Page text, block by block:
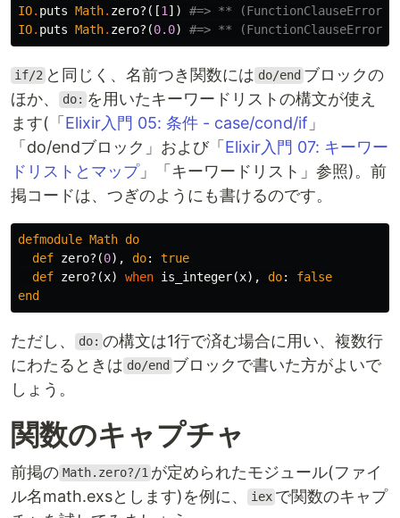
IO. puts Math. zero? ([1 ])
#=> ** (FunctionClauseError)
IO. puts Math. zero? (0.0) #=> ** (FunctionClauseError)
if/2 と同じく、名前つき関数には do/end ブロックの
ほか、
do: を用いたキーワードリストの構文が使え
ます(「Elixir入門 05: 条件 - case/cond/if 」
「do/endブロック」および「Elixir入門 07: キーワー
ドリストとマップ」「キーワードリスト」参照)。前
掲コードは、つぎのようにも書けるのです。
defmodule Math do
def zero? (0), do:
true
def zero? (x) when is_integer(x), do:
false
end
ただし、 do: の構文は1行で済む場合に用い、複数行
にわたるときは do/end ブロックで書いた方がよいで
しょう。
関数のキャプチャ
前掲の Math.zero?/1 が定められたモジュール(ファイ
ル名math.exsとします)を例に、
iex で関数のキャプ